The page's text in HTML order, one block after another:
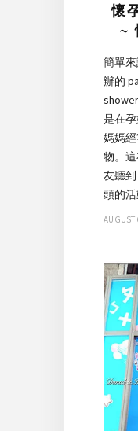
懷
~
簡單
辦的
是在
媽媽
物。
友聽
頭的
AUGUST